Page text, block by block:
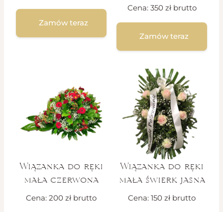
Zamów teraz
Cena: 350 zł brutto
Zamów teraz
Wiązanka do ręki
mała czerwona
Cena: 200 zł brutto
Wiązanka do ręki
mała świerk jasna
Cena: 150 zł brutto